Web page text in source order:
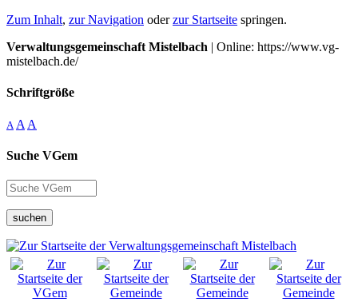
Zum Inhalt, zur Navigation oderzur Startseite springen.
Verwaltungsgemeinschaft Mistelbach | Online: https://www.vg-
mistelbach.de/
Schriftgröße
A A A
Suche VGem
suchen